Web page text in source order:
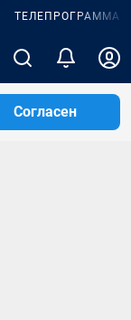
ТЕЛЕПРОГРАММА
Согласен